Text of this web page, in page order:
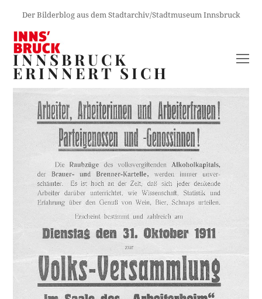
Der Bilderblog aus dem Stadtarchiv/Stadtmuseum Innsbruck
INNSBRUCK
ERINNERT SICH